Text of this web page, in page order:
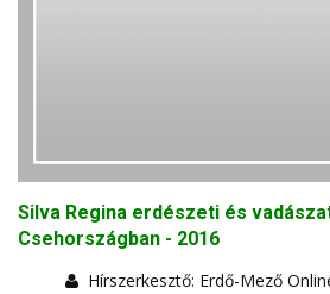
Silva Regina erdészeti és
Csehországban - 2016
Hírszerkesztő: Erdő-Mező